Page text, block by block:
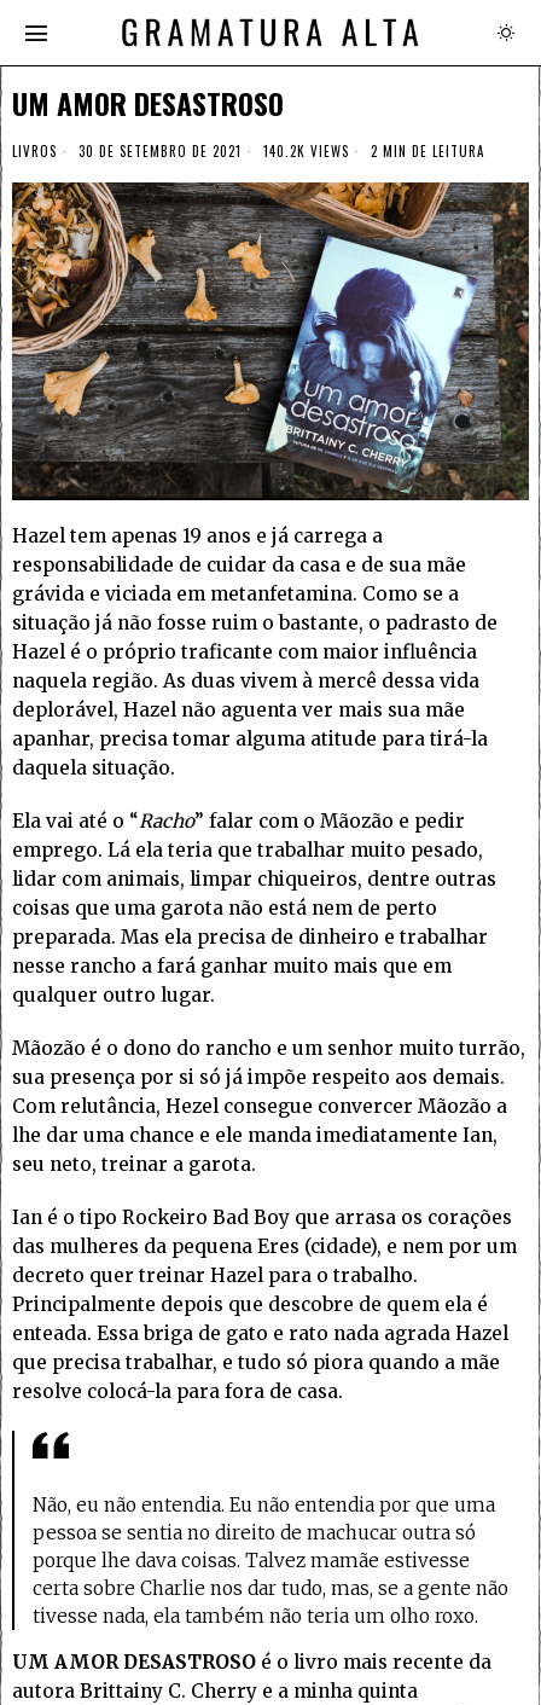
UM AMOR DESASTROSO
LIVROS 30 DE SETEMBRO DE 2021 140.2K VIEWS 2 MIN DE LEITURA
Hazel tem apenas 19 anos e já carrega a
responsabilidade de cuidar da casa e de sua mãe
grávida e viciada em metanfetamina. Como se a
situação já não fosse ruim o bastante, o padrasto de
Hazel é o próprio traficante com maior influência
naquela região. As duas vivem à mercê dessa vida
deplorável, Hazel não aguenta ver mais sua mãe
apanhar, precisa tomar alguma atitude para tirá-la
daquela situação.
Ela vai até o “Racho” falar com o Mãozão e pedir
emprego. Lá ela teria que trabalhar muito pesado,
lidar com animais, limpar chiqueiros, dentre outras
coisas que uma garota não está nem de perto
preparada. Mas ela precisa de dinheiro e trabalhar
nesse rancho a fará ganhar muito mais que em
qualquer outro lugar.
Mãozão é o dono do rancho e um senhor muito turrão,
sua presença por si só já impõe respeito aos demais.
Com relutância, Hezel consegue convercer Mãozão a
lhe dar uma chance e ele manda imediatamente Ian,
seu neto, treinar a garota.
Ian é o tipo Rockeiro Bad Boy que arrasa os corações
das mulheres da pequena Eres (cidade), e nem por um
decreto quer treinar Hazel para o trabalho.
Principalmente depois que descobre de quem ela é
enteada. Essa briga de gato e rato nada agrada Hazel
que precisa trabalhar, e tudo só piora quando a mãe
resolve colocá-la para fora de casa.
Não, eu não entendia. Eu não entendia por que uma
pessoa se sentia no direito de machucar outra só
porque lhe dava coisas. Talvez mamãe estivesse
certa sobre Charlie nos dar tudo, mas, se a gente não
tivesse nada, ela também não teria um olho roxo.
UM AMOR DESASTROSO é o livro mais recente da
autora Brittainy C. Cherry e a minha quinta